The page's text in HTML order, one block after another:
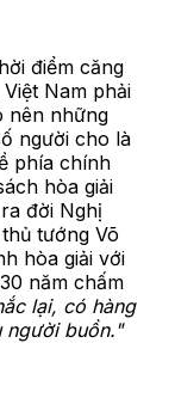
điểm căng
Nam phải
nên những
người cho là
phía chính
hòa giải
đời Nghị
tướng Võ
hòa giải với
năm chấm
lại, có hàng
người buồn."